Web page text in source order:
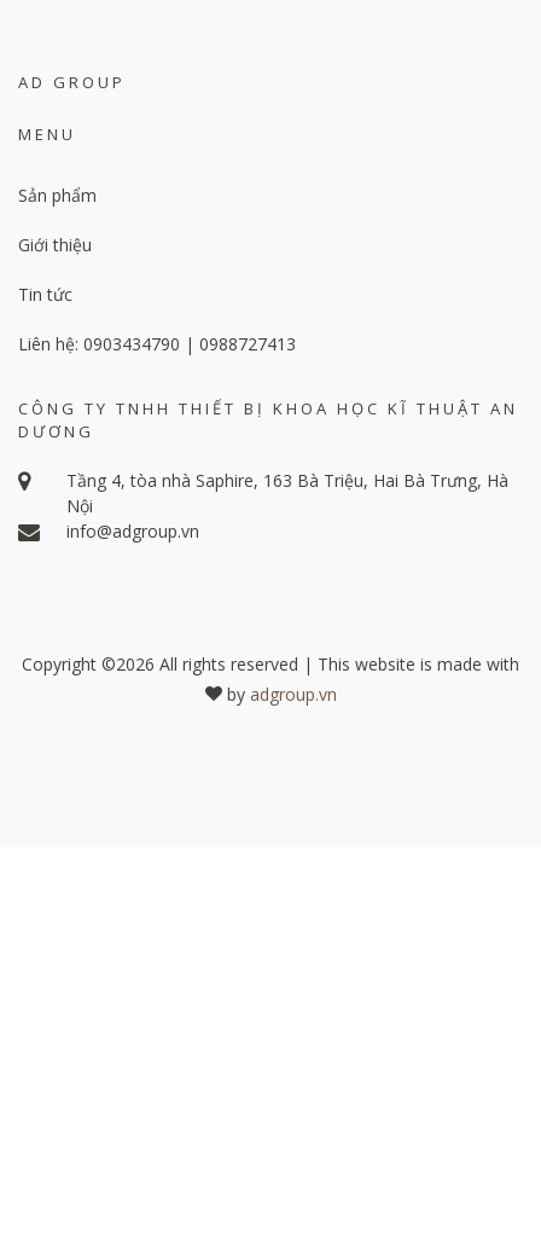
AD GROUP
MENU
Sản phẩm
Giới thiệu
Tin tức
Liên hệ: 0903434790 | 0988727413
CÔNG TY TNHH THIẾT BỊ KHOA HỌC KĨ THUẬT AN
DƯƠNG
Tầng 4, tòa nhà Saphire, 163 Bà Triệu, Hai Bà Trưng, Hà
Nội
info@adgroup.vn
Copyright ©2026 All rights reserved | This website is made with
by adgroup.vn